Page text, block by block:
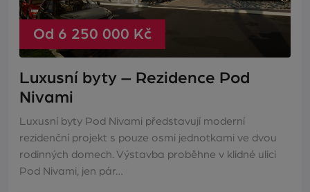
Od 6 250 000 Kč
Luxusní byty – Rezidence Pod
Nivami
Luxusní byty Pod Nivami představují moderní
rezidenční projekt s pouze osmi jednotkami ve dvou
rodinných domech. Výstavba proběhne v klidné ulici
Pod Nivami, jen pár…